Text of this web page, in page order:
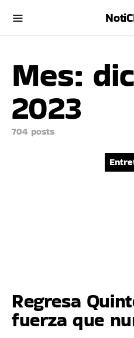
Mes:
2023
704 posts
Regresa
fuerza que